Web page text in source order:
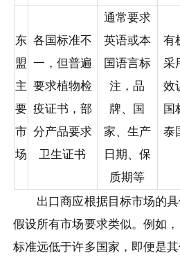
东
盟
主
要
市
场
各国标准不
一，但普遍
要求植物检
疫证书，部
分产品要求
卫生证书
通常要求
英语或本
国语言标
注，品
牌、国
家、生产
日期、保
质期等
有
采
效
国
泰
出口商应根据目标市场的具
假设所有市场要求类似。例如
标准远低于许多国家，即便是